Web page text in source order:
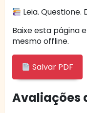
Leia. Questione.
Baixe esta página
mesmo offline.
Salvar PDF
Avaliações